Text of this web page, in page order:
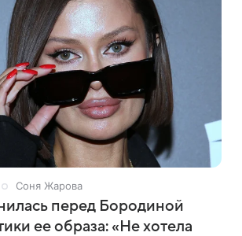
Соня Жарова
перед Бородиной
ее образа: «Не хотела